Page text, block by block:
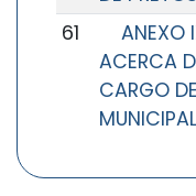
61
ANEXO
ACERCA
CARGO
MUNICIPAL